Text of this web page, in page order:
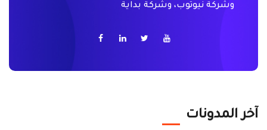
وشركة نيوتوب، وشركة بداية
آخر المدونات